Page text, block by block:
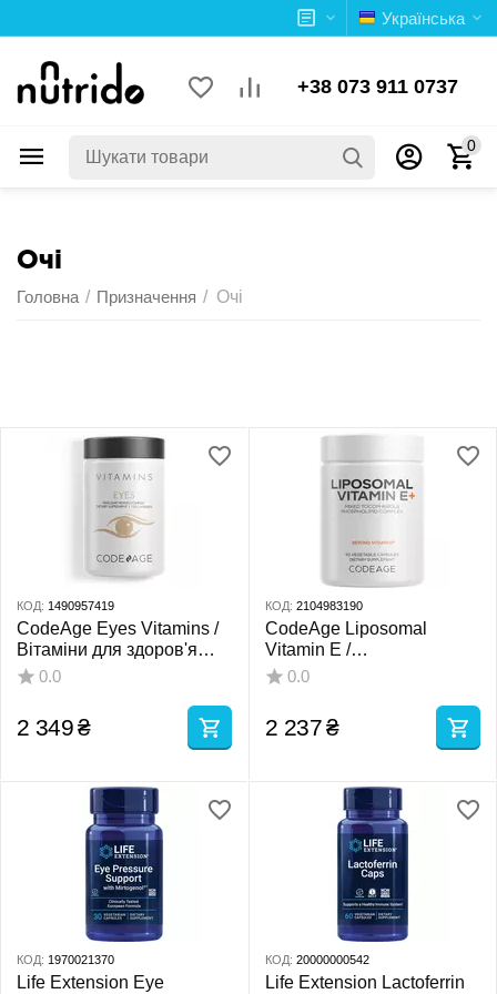
Українська
+38 073 911 0737
0
Очі
Головна / Призначення / Очі
КОД: 1490957419
CodeAge Eyes Vitamins /
Вітаміни для здоров'я
очей 120 капсул
0.0
2 349₴
КОД: 2104983190
CodeAge Liposomal
Vitamin E /
Ліпосомальний вітамін Е
0.0
2 237₴
КОД: 1970021370
Life Extension Eye
КОД: 20000000542
Life Extension Lactoferrin